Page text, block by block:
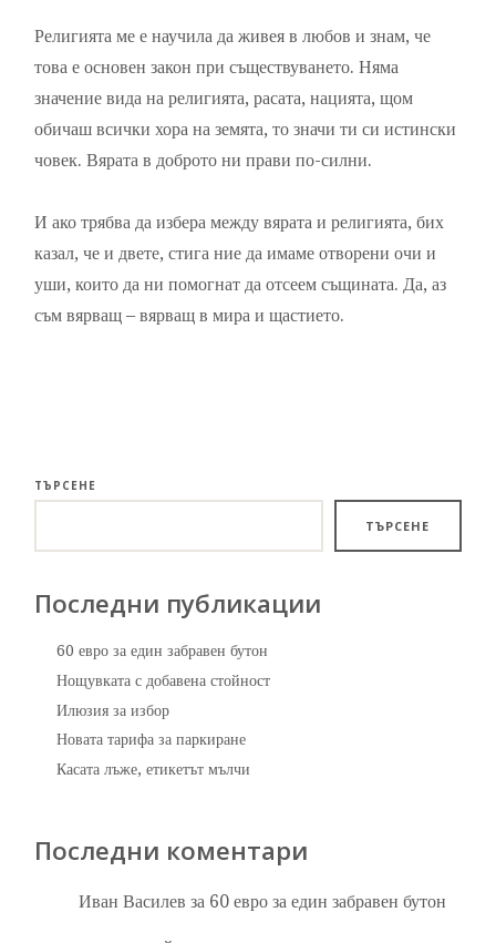
Религията ме е научила да живея в любов и знам, че
това е основен закон при съществуването. Няма
значение вида на религията, расата, нацията, щом
обичаш всички хора на земята, то значи ти си истински
човек. Вярата в доброто ни прави по-силни.
И ако трябва да избера между вярата и религията, бих
казал, че и двете, стига ние да имаме отворени очи и
уши, които да ни помогнат да отсеем същината. Да, аз
съм вярващ – вярващ в мира и щастието.
ТЪРСЕНЕ
ТЪРСЕНЕ
Последни публикации
60 евро за един забравен бутон
Нощувката с добавена стойност
Илюзия за избор
Новата тарифа за паркиране
Касата лъже, етикетът мълчи
Последни коментари
Иван Василев за 60 евро за един забравен бутон